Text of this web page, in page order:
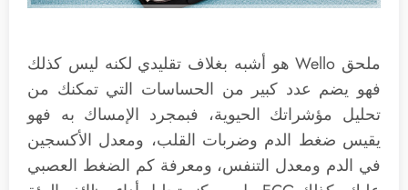
ملحق Wello هو أشبه بغلاف تقليدي لكنه ليس كذلك
فهو يضم عدد كبير من الحساسات التي تمكنك من
تحليل مؤشراتك الحيوية، فبمجرد الإمساك به فهو
يقيس ضغط الدم وضربات القلب، ومعدل الأكسجين
في الدم ومعدل التنفس، ومعرفة كم الضغط العصبي